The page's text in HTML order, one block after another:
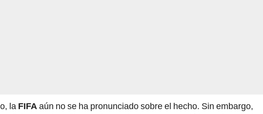
la FIFA aún no se ha pronunciado sobre el hecho. Sin embargo,